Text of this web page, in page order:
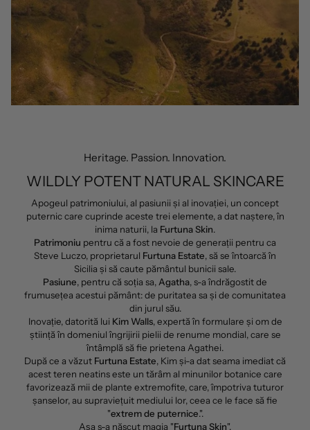
Heritage. Passion. Innovation.
WILDLY POTENT NATURAL SKINCARE
Apogeul patrimoniului, al pasiunii și al inovației, un concept
puternic care cuprinde aceste trei elemente, a dat naștere, în
inima naturii, la Furtuna Skin.
Patrimoniu pentru că a fost nevoie de generații pentru ca
Steve Luczo, proprietarul Furtuna Estate, să se întoarcă în
Sicilia și să caute pământul bunicii sale.
Pasiune, pentru că soția sa,Agatha, s-a îndrăgostit de
frumusețea acestui pământ: de puritatea sa și de comunitatea
din jurul său.
Inovație, datorită lui Kim Walls, expertă în formulare și om de
știință în domeniul îngrijirii pielii de renume mondial, care se
întâmplă să fie prietena Agathei.
După ce a văzut Furtuna Estate, Kim și-a dat seama imediat că
acest teren neatins este un tărâm al minunilor botanice care
favorizează mii de plante extremofite, care, împotriva tuturor
șanselor, au supraviețuit mediului lor, ceea ce le face să fie
"extrem de puternice.".
Așa s-a născut magia "Furtuna Skin".